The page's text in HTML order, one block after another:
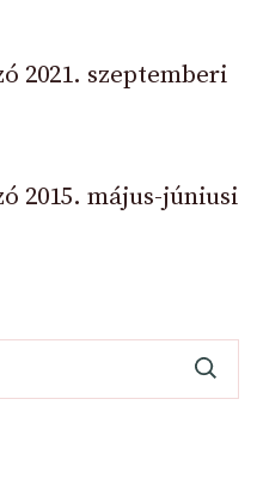
2021. szeptemberi
2015. május-júniusi